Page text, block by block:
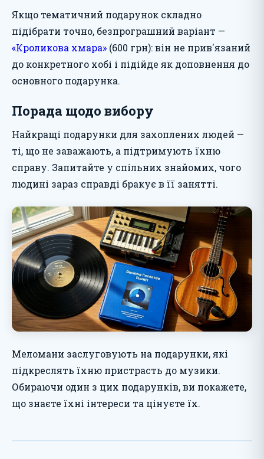
Якщо тематичний подарунок складно
підібрати точно, безпрограшний варіант —
«Кроликова хмара» (600 грн): він не прив'язаний
до конкретного хобі і підійде як доповнення до
основного подарунка.
Порада щодо вибору
Найкращі подарунки для захоплених людей —
ті, що не заважають, а підтримують їхню
справу. Запитайте у спільних знайомих, чого
людині зараз справді бракує в її занятті.
Меломани заслуговують на подарунки, які
підкреслять їхню пристрасть до музики.
Обираючи один з цих подарунків, ви покажете,
що знаєте їхні інтереси та цінуєте їх.